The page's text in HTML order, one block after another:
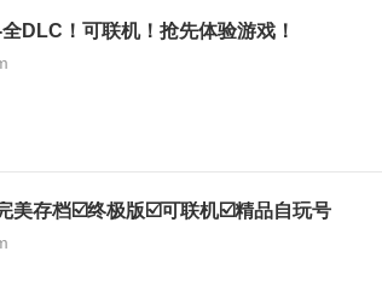
DLC！可联机！抢先体验游戏！
美存档☑️终极版☑️可联机☑️精品自玩号